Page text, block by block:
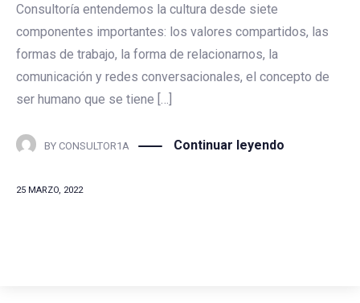
Consultoría entendemos la cultura desde siete
componentes importantes: los valores compartidos, las
formas de trabajo, la forma de relacionarnos, la
comunicación y redes conversacionales, el concepto de
ser humano que se tiene […]
BY CONSULTOR1A Continuar leyendo
25 MARZO, 2022